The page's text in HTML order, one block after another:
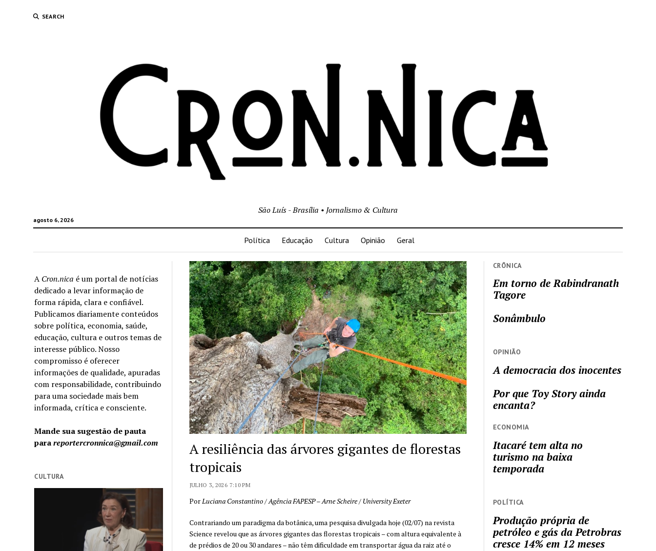
SEARCH
agosto 6, 2026
São Luís - Brasília • Jornalismo & Cultura
Política Educação Cultura Opinião Geral
A Cron.nica é um portal de notícias
dedicado a levar informação de
forma rápida, clara e confiável.
Publicamos diariamente conteúdos
sobre política, economia, saúde,
educação, cultura e outros temas de
interesse público. Nosso
compromisso é oferecer
informações de qualidade, apuradas
com responsabilidade, contribuindo
para uma sociedade mais bem
informada, crítica e consciente.
Mande sua sugestão de pauta
parareportercronnica@gmail.com
CULTURA
A resiliência das árvores gigantes de florestas
tropicais
JULHO 3, 2026 7:10 PM
PorLuciana Constantino/Agência FAPESP–Arne Scheire / University Exeter
Contrariando um paradigma da botânica, uma pesquisa divulgada hoje (02/07) na revista
Science revelou que as árvores gigantes das florestas tropicais – com altura equivalente à
de prédios de 20 ou 30 andares – não têm dificuldade em transportar água da raiz até o
CRÔNICA
Em torno de Rabindranath
Tagore
Sonâmbulo
OPINIÃO
A democracia dos inocentes
Por que Toy Story ainda
encanta?
ECONOMIA
Itacaré tem alta no
turismo na baixa
temporada
POLÍTICA
Produção própria de
petróleo e gás da Petrobras
cresce 14% em 12 meses